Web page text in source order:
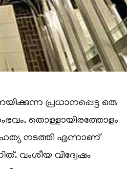
പ്രധാനപ്പെട്ട ഒരു
തൊള്ളായിരത്തോളം
നടത്തി എന്നാണ്
വംശീയ വിദ്വേഷം